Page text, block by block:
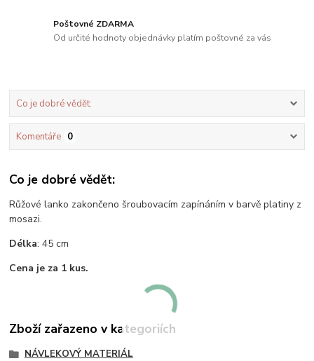
Poštovné ZDARMA
Od určité hodnoty objednávky platím poštovné za vás
Co je dobré vědět:
Komentáře 0
Co je dobré vědět:
Růžové lanko zakončeno šroubovacím zapínáním v barvě platiny z
mosazi.
Délka: 45 cm
Cena je za 1 kus.
Zboží zařazeno v kategoriích
NÁVLEKOVÝ MATERIÁL